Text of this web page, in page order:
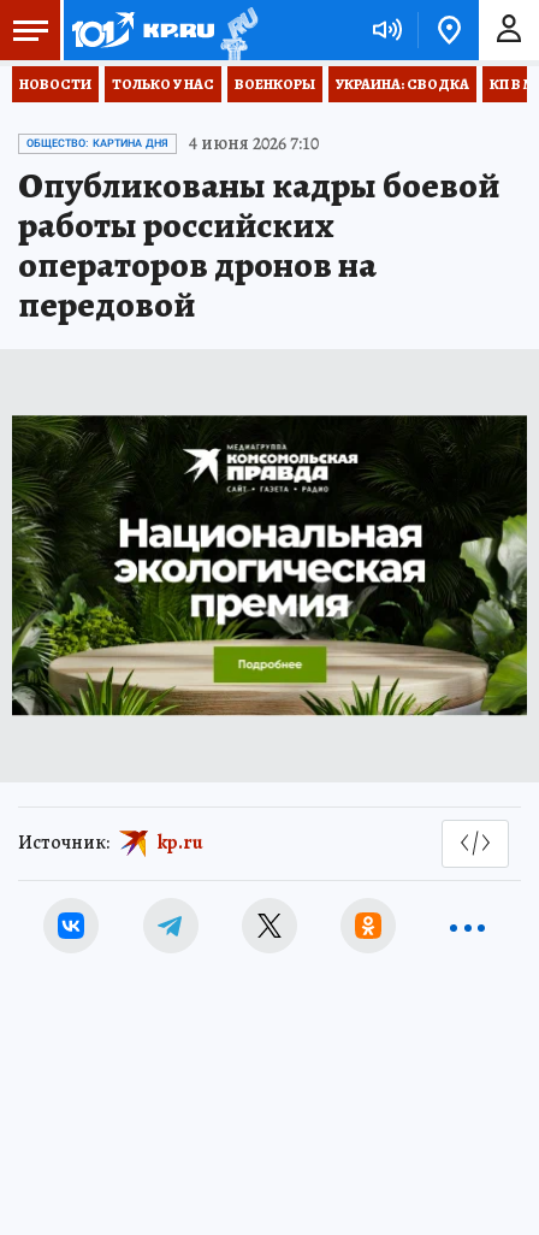
НОВОСТИ ТОЛЬКО У НАС ВОЕНКОРЫ УКРАИНА: СВОДКА КП В
ОБЩЕСТВО: КАРТИНА ДНЯ 4 июня 2026 7:10
Опубликованы кадры боевой
работы российских
операторов дронов на
передовой
Источник: kp.ru